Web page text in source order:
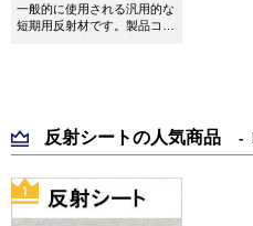
一般的に使用される汎用的な
短期用反射材です。製品コス
反射シートの人気商品